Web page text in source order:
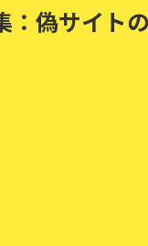
：偽サイト